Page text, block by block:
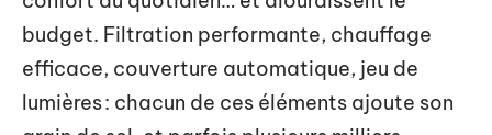
budget. Filtration performante, chauffage
efficace, couverture automatique, jeu de
lumières : chacun de ces éléments ajoute son